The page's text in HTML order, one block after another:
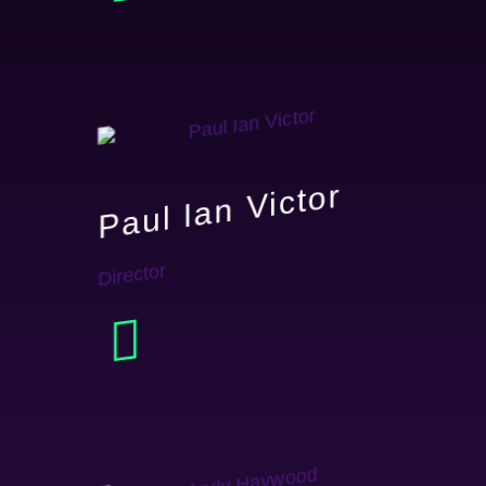
Paul Ian Victor
Director